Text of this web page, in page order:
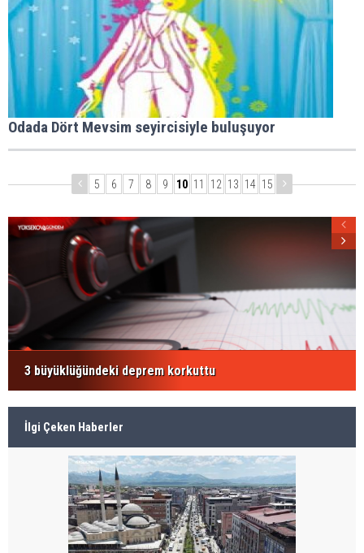
Odada Dört Mevsim seyircisiyle buluşuyor
5 6 7 8 9 10 11 12 13 14 15
3 büyüklüğündeki deprem korkuttu
İlgi Çeken Haberler